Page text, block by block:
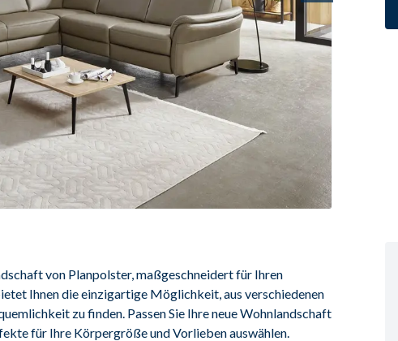
von Planpolster, maßgeschneidert für Ihren
Ihnen die einzigartige Möglichkeit, aus verschiedenen
zu finden. Passen Sie Ihre neue Wohnlandschaft
für Ihre Körpergröße und Vorlieben auswählen.